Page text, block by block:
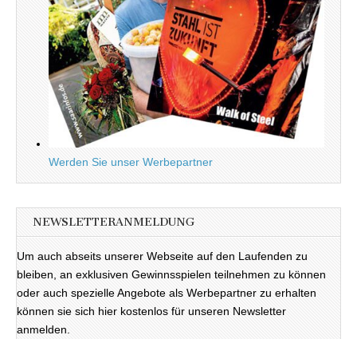
Werden Sie unser Werbepartner
NEWSLETTERANMELDUNG
Um auch abseits unserer Webseite auf den Laufenden zu
bleiben, an exklusiven Gewinnsspielen teilnehmen zu können
oder auch spezielle Angebote als Werbepartner zu erhalten
können sie sich hier kostenlos für unseren Newsletter
anmelden.